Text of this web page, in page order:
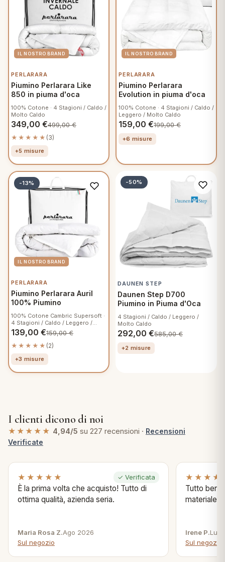
PERLARARA
Piumino Perlarara Like
850 in piuma d'oca
100% Cotone · 4 Stagioni / Caldo /
Molto Caldo
349,00 €499,00€
★★★★★ (3)
+5 misure
PERLARARA
Piumino Perlarara
Evolution in piuma d'oca
100% Cotone · 4 Stagioni / Caldo /
Leggero / Molto Caldo
159,00 €199,00€
+6 misure
-13%
PERLARARA
Piumino Perlarara Auril
100% Piumino
100% Cotone Cambric Supersoft ·
4 Stagioni / Caldo / Leggero /
Molto Caldo
139,00 €159,00€
★★★★★ (2)
+3 misure
-50%
DAUNEN STEP
Daunen Step D700
Piumino in Piuma d'Oca
4 Stagioni / Caldo / Leggero /
Molto Caldo
292,00 €585,00€
+2 misure
I clienti dicono di noi
★★★★★ 4,94/5 su 227 recensioni · Recensioni
Verificate
★★★★★ ✓ Verificata
È la prima volta che acquisto! Tutto di
ottima qualità, azienda seria.
Maria Rosa Z.Ago 2026
Sul negozio
Tutto bene
materiale .
Irene P.Lug
Sul negozio